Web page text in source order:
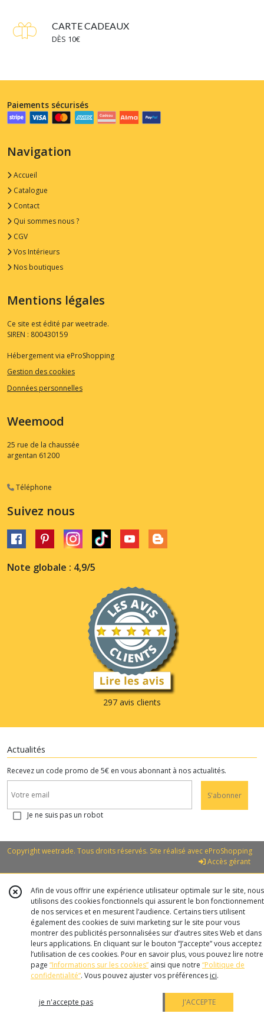
CARTE CADEAUX
DÈS 10€
Paiements sécurisés
Navigation
Accueil
Catalogue
Contact
Qui sommes nous ?
CGV
Vos Intérieurs
Nos boutiques
Mentions légales
Ce site est édité par weetrade.
SIREN : 800430159
Hébergement via eProShopping
Gestion des cookies
Données personnelles
Weemood
25 rue de la chaussée
argentan 61200
Téléphone
Suivez nous
Note globale : 4,9/5
297 avis clients
Actualités
Recevez un code promo de 5€ en vous abonnant à nos actualités.
S'abonner
Je ne suis pas un robot
Copyright weetrade. Tous droits réservés. Site réalisé avec eProShopping
Accès gérant
Afin de vous offrir une expérience utilisateur optimale sur le site, nous
utilisons des cookies fonctionnels qui assurent le bon fonctionnement
de nos services et en mesurent l’audience. Certains tiers utilisent
également des cookies de suivi marketing sur le site pour vous
montrer des publicités personnalisées sur d’autres sites Web et dans
leurs applications. En cliquant sur le bouton “J’accepte” vous acceptez
l’utilisation de ces cookies. Pour en savoir plus, vous pouvez lire notre
page “Informations sur les cookies” ainsi que notre “Politique de
confidentialité“. Vous pouvez ajuster vos préférences ici.
je n'accepte pas J'ACCEPTE